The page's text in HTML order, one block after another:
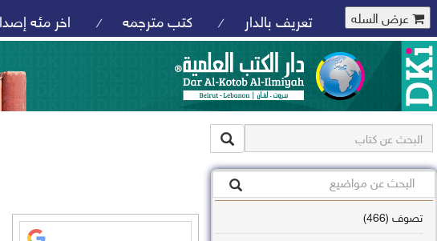
عرض السله تعريف بالدار / كتب مترجمه / اخر مئه
تصوف (466)